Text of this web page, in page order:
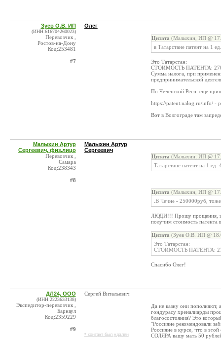
Зуев О.В. ИП
(ИНН:616704260023)
Перевозчик ,
Ростов-на-Дону
Код:253481
#7
Олег
Цитата (Малыхин, ИП @
в Татарстане патент на 1
Это Татарстан:
СТОИМОСТЬ ПАТЕНТА:
Сумма налога, при
предпринимательской
По Чеченской Респ. еще
https://patent.nalog.ru/info/ -
Вот в Волгограде там
Малыхин Артур
Сергеевич, физ.лицо
Перевозчик ,
Самара
Код:238343
#8
Малыхин Артур
Сергеевич
Цитата (Малыхин, ИП @
Татарстане патент на 1 ед.
Цитата (Малыхин, ИП @
.В Чечне - 250000руб,
ЛЮДИ!!! Прошу прощения,
получим стоимость патента
Цитата (Зуев О.В. ИП @
Это Татарстан:
СТОИМОСТЬ ПАТЕНТА:
Спасибо Олег!
ДЛ24, ООО
(ИНН:2223633138)
Экспедитор-перевозчик ,
Барнаул
Код:2359229
#9
Сергей Витальевич
* контакт был удален
Да не казну они пополняют,
гондурасу хреналиарды
благосостояния? Это
"Россияне рекомендовали
Россияне в курсе, что в
СОЛЯРА вашу мать 50